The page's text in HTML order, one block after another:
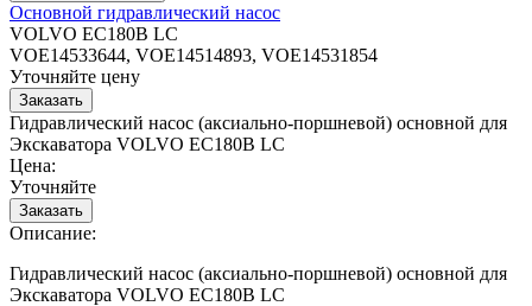
Основной гидравлический насос
VOLVO EC180B LC
VOE14533644, VOE14514893, VOE14531854
Уточняйте цену
Гидравлический насос (аксиально-поршневой) основной для
Экскаватора VOLVO EC180B LC
Цена:
Уточняйте
Описание:
Гидравлический насос (аксиально-поршневой) основной для
Экскаватора VOLVO EC180B LC